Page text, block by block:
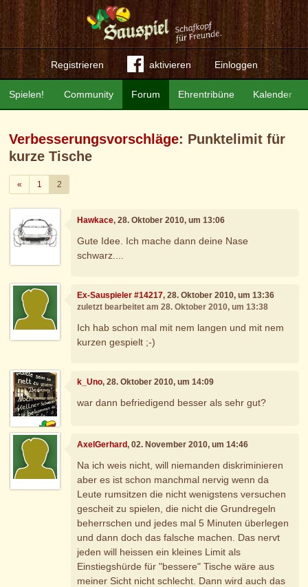
Registrieren aktivieren Einloggen
Community Forum Ehrentribüne Kalender
Spielen!
Verbesserungsvorschläge: Punktelimit für
kurze Tische
«Zurück
1 2
Hawkace, 28. Oktober 2010, um 13:06
Gute Idee. Ich mache dann deine Nase
schwarz....
Ex-Sauspieler #14217, 28. Oktober 2010, um 13:36
zuletzt bearbeitet am 28. Oktober 2010, um 13:38
Ich hab schon mal mit nem langen und mit nem
kurzen gespielt ;-)
k_Uno, 28. Oktober 2010, um 14:09
war dann befriedigend besser als sehr gut?
AxelGerhard, 02. November 2010, um 14:46
Na ich weis nicht, will niemanden diskriminieren
aber es ist schon manchmal nervig wenn da
Leute rumsitzen die nicht wenigstens versuchen
gescheit zu spielen, die nicht die Grundregeln
beherrschen und jedes mal 5 Minuten überlegen
und dann doch das falsche machen. Das nervt
jeden will heissen ein kleines Limit als
Einstiegshürde für "bessere" Tische wäre aus
meiner Sicht nicht schlecht. Dann wird auch das